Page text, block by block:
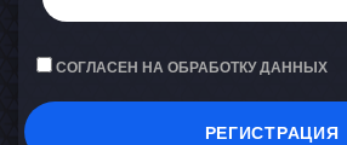
СОГЛАСЕН НА ОБРАБОТКУ ДАННЫХ